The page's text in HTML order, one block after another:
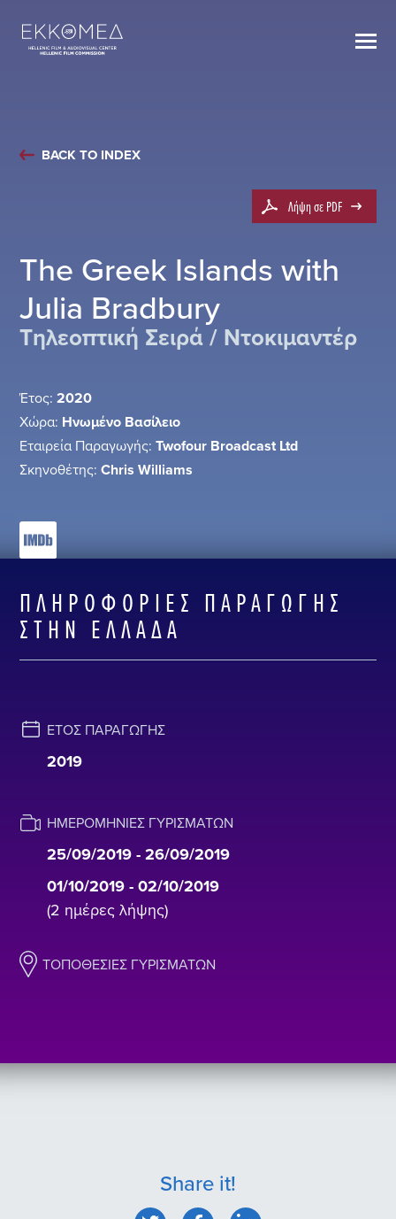
BACK TO INDEX
Λήψη σε PDF
The Greek Islands with
Julia Bradbury
Τηλεοπτική Σειρά / Ντοκιμαντέρ
Έτος: 2020
Χώρα: Ηνωμένο Βασίλειο
Εταιρεία Παραγωγής: Twofour Broadcast Ltd
Σκηνοθέτης: Chris Williams
ΠΛΗΡΟΦΟΡΊΕΣ ΠΑΡΑΓΩΓΉΣ
ΣΤΗΝ ΕΛΛΆΔΑ
ΈΤΟΣ ΠΑΡΑΓΩΓΉΣ
2019
ΗΜΕΡΟΜΗΝΊΕΣ ΓΥΡΙΣΜΆΤΩΝ
25/09/2019 - 26/09/2019
01/10/2019 - 02/10/2019
(2 ημέρες λήψης)
ΤΟΠΟΘΕΣΊΕΣ ΓΥΡΙΣΜΆΤΩΝ
Share it!